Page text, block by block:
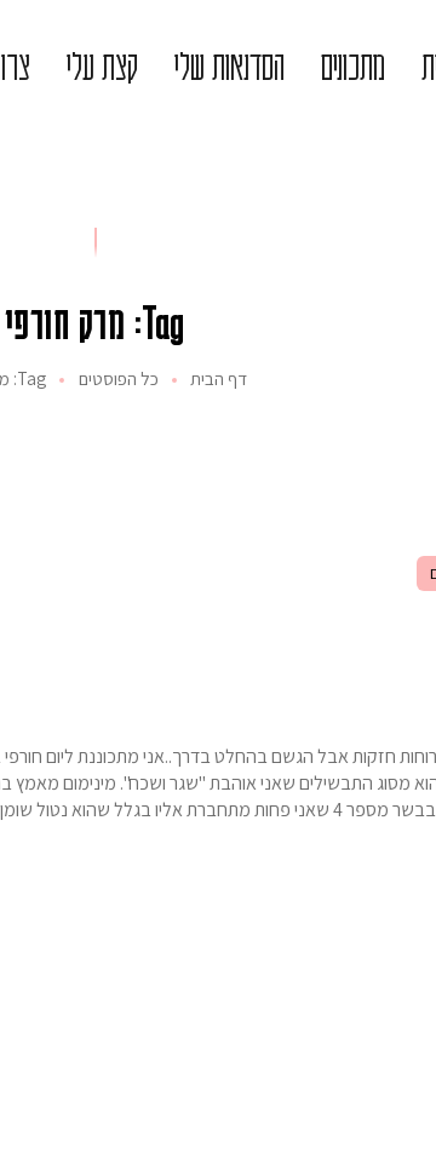
מתכונים הסדנאות שלי קצת עלי
Tag: מרק חורפי
דף הבית כל הפוסטים Tag: מרק חורפי
חזקות אבל הגשם בהחלט בדרך..אני מתכוננת ליום
מסוג התבשילים שאני אוהבת "שגר ושכח". מינימום מאמץ
שעתיים וקצת יש לנו מרק מוכן.לרוב משתמשים בבשר מספר 4 שאני פחות מתחברת אליו בגלל שהוא